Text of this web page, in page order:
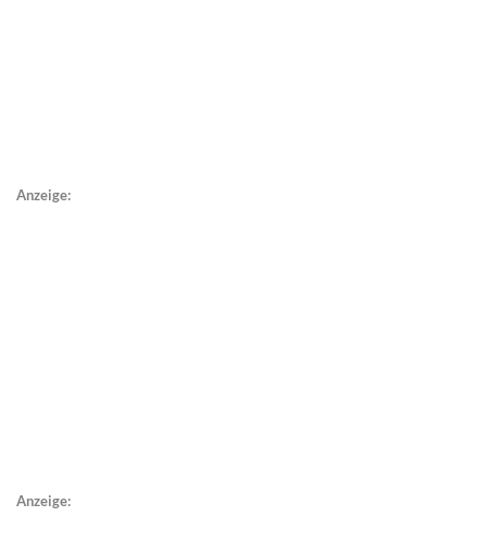
Anzeige:
Anzeige: